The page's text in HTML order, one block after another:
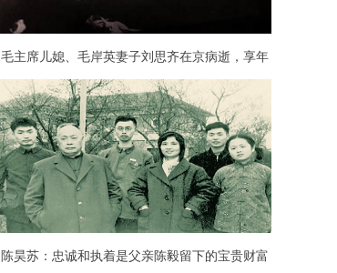
毛主席儿媳、毛岸英妻子刘思齐在京病逝，享年
92岁
陈昊苏：忠诚和执着是父亲陈毅留下的宝贵财富